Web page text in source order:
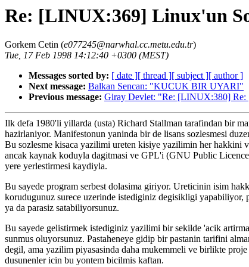
Re: [LINUX:369] Linux'un
Gorkem Cetin (e077245@narwhal.cc.metu.edu.tr)
Tue, 17 Feb 1998 14:12:40 +0300 (MEST)
Messages sorted by: [ date ][ thread ][ subject ][ author ]
Next message: Balkan Sencan: "KUCUK BIR UYARI"
Previous message: Giray Devlet: "Re: [LINUX:380]
Ilk defa 1980'li yillarda (usta) Richard Stallman tarafindan bir
hazirlaniyor. Manifestonun yaninda bir de lisans sozlesmesi
Bu sozlesme kisaca yazilimi ureten kisiye yazilimin her hakkini
ancak kaynak koduyla dagitmasi ve GPL'i (GNU Public
yere yerlestirmesi kaydiyla.
Bu sayede program serbest dolasima giriyor. Ureticinin isim
korudugunuz surece uzerinde istediginiz degisikligi yapabiliyor,
ya da parasiz satabiliyorsunuz.
Bu sayede gelistirmek istediginiz yazilimi bir sekilde 'acik
sunmus oluyorsunuz. Pastaheneye gidip bir pastanin tarifini
degil, ama yazilim piyasasinda daha mukemmeli ve birlikte
dusunenler icin bu yontem bicilmis kaftan.